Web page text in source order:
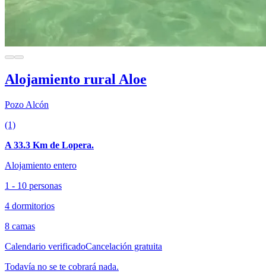
Alojamiento rural Aloe
Pozo Alcón
(1)
A 33.3 Km de Lopera.
Alojamiento entero
1 - 10 personas
4 dormitorios
8 camas
Calendario verificadoCancelación gratuita
Todavía no se te cobrará nada.